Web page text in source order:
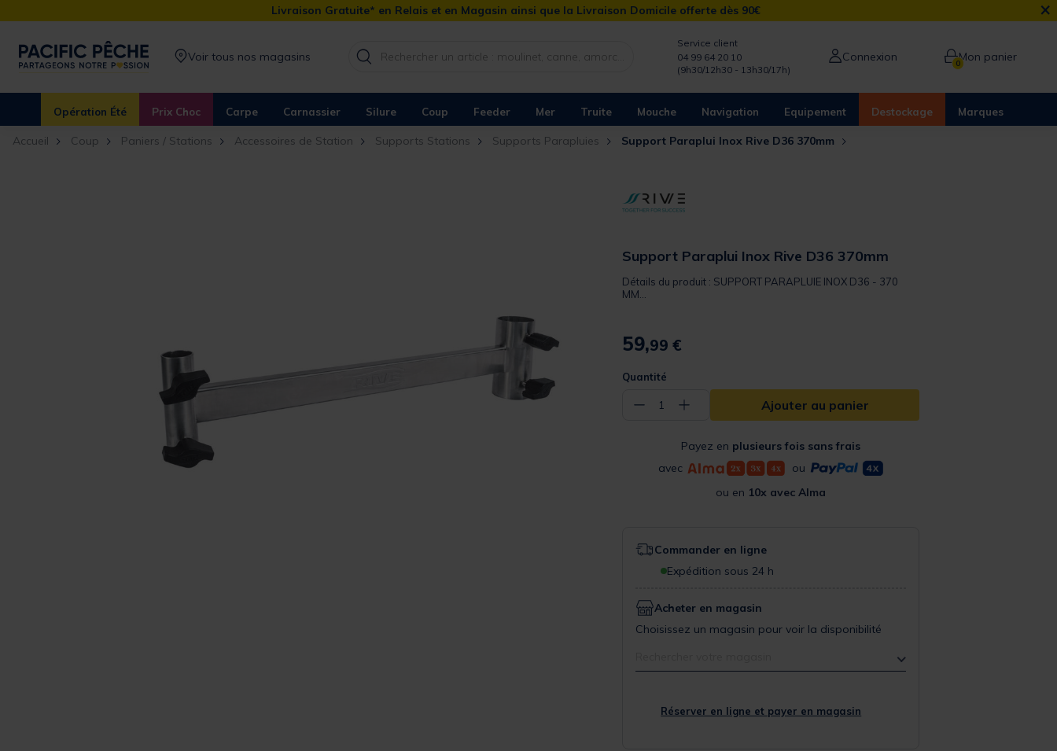
Livraison Gratuite* en Relais et en Magasin ainsi que la Livraison Domicile offerte dès 90€ ×
Voir tous nos magasins
Service client
04 99 64 20 10
(9h30/12h30 - 13h30/17h)
Connexion 0Mon panier
Opération Été Prix Choc Carpe Carnassier Silure Coup Feeder Mer Truite Mouche Navigation Equipement Destockage Marques
Accueil Coup Paniers / Stations Accessoires de Station Supports Stations Supports Parapluies Support Paraplui Inox Rive D36 370mm
Support Paraplui Inox Rive D36 370mm
Détails du produit : SUPPORT PARAPLUIE INOX D36 - 370
MM...
59,99 €
Quantité
− 1 + Ajouter au panier
Payez en plusieurs fois sans frais
avec
ou
ou en 10x avec Alma
Commander en ligne
Expédition sous 24 h
Acheter en magasin
Choisissez un magasin pour voir la disponibilité
Réserver en ligne et payer en magasin